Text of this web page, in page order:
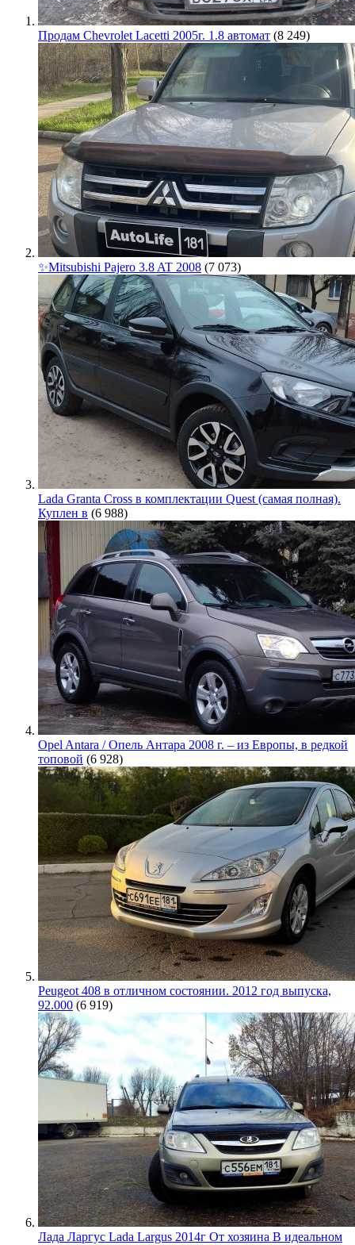
Продам Chevrolet Lacetti 2005г. 1.8 автомат (8 249)
✨Mitsubishi Pajero 3.8 AT 2008 (7 073)
Lada Granta Cross в комплектации Quest (самая полная).
Куплен в (6 988)
Opel Antara / Опель Антара 2008 г. – из Европы, в редкой
топовой (6 928)
Peugeot 408 в отличном состоянии. 2012 год выпуска,
92.000 (6 919)
Лада Ларгус Lada Largus 2014г От хозяина В идеальном